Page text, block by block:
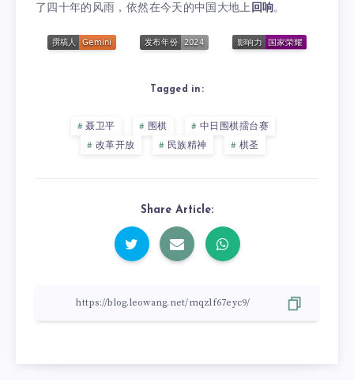
了四十年的风雨，依然在今天的中国大地上回响。
Tagged in:
聂卫平 围棋
中日围棋擂台赛
改革开放
民族精神 棋圣
Share Article: